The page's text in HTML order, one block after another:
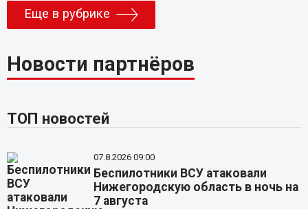
Еще в рубрике
Новости партнёров
ТОП новостей
07.8.2026 09:00
Беспилотники ВСУ атаковали
Нижегородскую область в ночь на
7 августа